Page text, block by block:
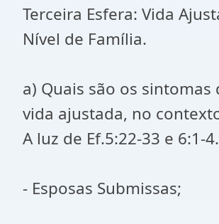
Terceira Esfera: Vida
Nível de Família.
a) Quais são os sintomas
vida ajustada, no
A luz de Ef.5:22-33 e 6:1-4.
- Esposas Submissas;